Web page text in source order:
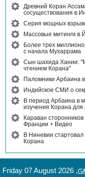
Древний Коран
сосуществования в
Серия мощных
Массовые митинги в
Более трех
с начала Мухаррама
Сын шахида Хании:
чтением Корана"
Паломники Арбаина
Индийское СМИ о
В период Арбаина в
изучения Корана
Караван
Франции + Видео
В Ниневии
Корана
Friday 07 August 2026 ,